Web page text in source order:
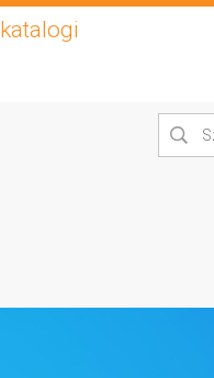
katalogi